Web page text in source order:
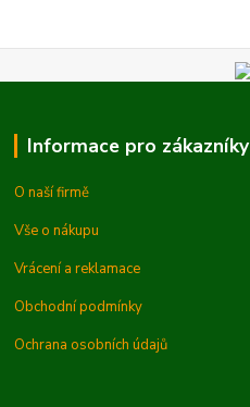
Informace pro zákazníky
O naší firmě
Vše o nákupu
Vrácení a reklamace
Obchodní podmínky
Ochrana osobních údajů